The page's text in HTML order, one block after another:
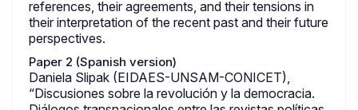
references, their agreements, and their tensions in
their interpretation of the recent past and their future
perspectives.
Paper 2 (Spanish version)
Daniela Slipak (EIDAES-UNSAM-CONICET),
“Discusiones sobre la revolución y la democracia.